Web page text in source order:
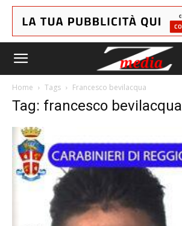
Home Tags Francesco bevilacqua
Tag: francesco bevilacqua